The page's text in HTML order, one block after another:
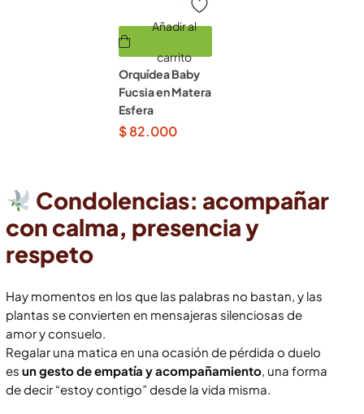
Añadir al
carrito
Orquídea Baby
Fucsia en Matera
Esfera
$82.000
Condolencias: acompañar
con calma, presencia y
respeto
Hay momentos en los que las palabras no bastan, y las
plantas se convierten en mensajeras silenciosas de
amor y consuelo.
Regalar una matica en una ocasión de pérdida o duelo
es un gesto de empatía y acompañamiento, una forma
de decir “estoy contigo” desde la vida misma.